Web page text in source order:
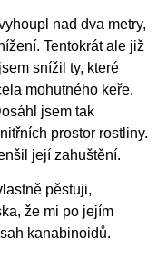
nad dva metry,
Tentokrát ale již
snížil ty, které
mohutného keře.
jsem tak
prostor rostliny.
její zahuštění.
pěstuji,
že mi po jejím
kanabinoidů.